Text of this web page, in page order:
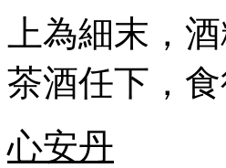
上為細末，
茶酒任下，食
心安丹